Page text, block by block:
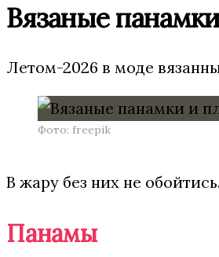
Вязаные
Летом-2026 в моде
Фото: freepik
В жару без них не
Панамы